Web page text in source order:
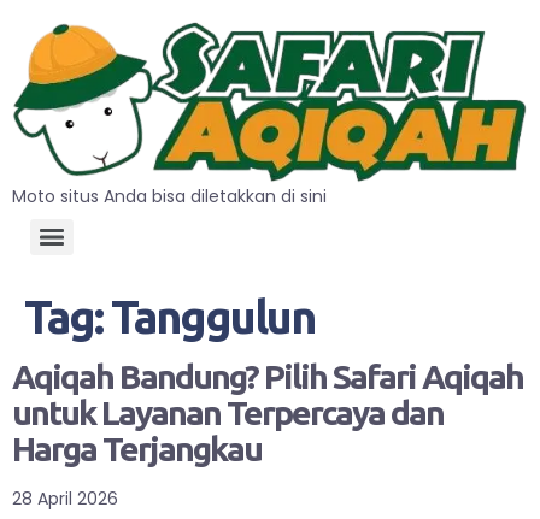
Moto situs Anda bisa diletakkan di sini
Tag:Tanggulun
Aqiqah Bandung? Pilih Safari Aqiqah
untuk Layanan Terpercaya dan
Harga Terjangkau
28 April 2026